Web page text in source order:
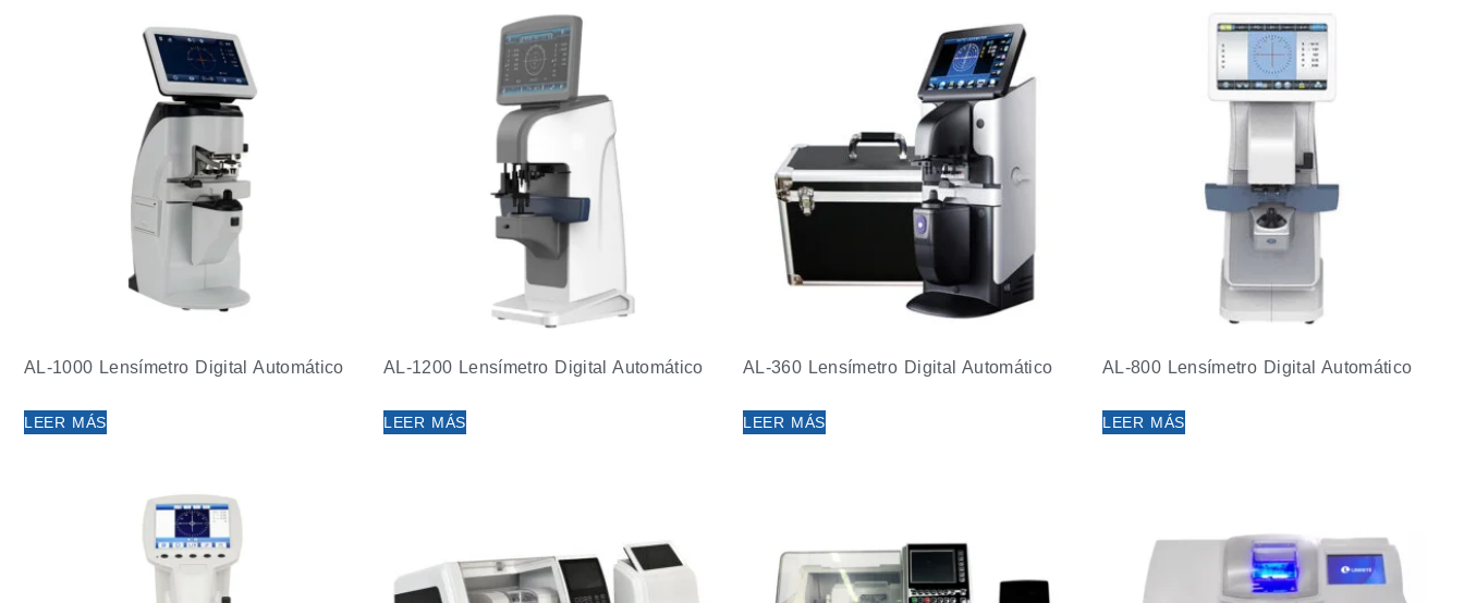
AL-1000 Lensímetro Digital Automático
LEER MÁS
AL-1200 Lensímetro Digital Automático
LEER MÁS
AL-360 Lensímetro Digital Automático
LEER MÁS
AL-800 Lensímetro Digital Automático
LEER MÁS